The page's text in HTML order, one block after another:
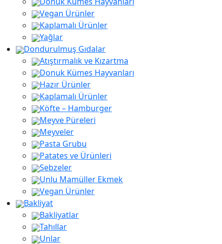
Vegan Ürünler
Kaplamalı Ürünler
Yağlar
Dondurulmuş Gıdalar
Atıştırmalık ve Kızartma
Donuk Kümes Hayvanları
Hazır Ürünler
Kaplamalı Ürünler
Köfte – Hamburger
Meyve Püreleri
Meyveler
Pasta Grubu
Patates ve Ürünleri
Sebzeler
Unlu Mamüller Ekmek
Vegan Ürünler
Bakliyat
Bakliyatlar
Tahıllar
Unlar